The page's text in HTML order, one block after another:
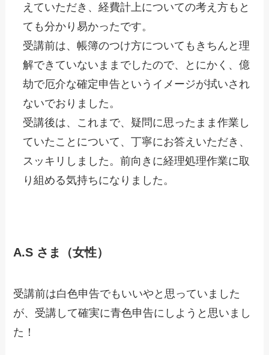
えていただき、経費計上についての考え方もと
ても分かり易かったです。
受講前は、帳簿のつけ方についてもきちんと理
解できていないままでしたので、とにかく、億
劫で厄介な確定申告というイメージが拭いされ
ないでおりました。
受講後は、これまで、疑問に思ったまま作業し
ていたことについて、丁寧にお答えいただき、
スッキリしました。前向きに経理処理作業に取
り組める気持ちになりました。
A.S さま（女性）
受講前は白色申告でもいいやと思っていました
が、受講して確実に青色申告にしようと思いまし
た！